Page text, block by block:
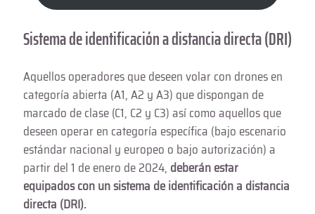
Sistema de identificación a distancia directa (DRI)
Aquellos operadores que deseen volar con drones en
categoría abierta (A1, A2 y A3) que dispongan de
marcado de clase (C1, C2 y C3) así como aquellos que
deseen operar en categoría específica (bajo escenario
estándar nacional y europeo o bajo autorización) a
partir del 1 de enero de 2024, deberán estar
equipados con un sistema de identificación a distancia
directa (DRI).